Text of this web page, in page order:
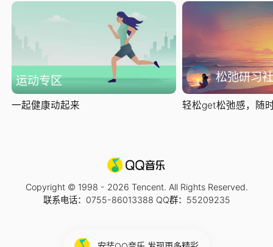
运动专区
一起健康动起来
松弛研习社
轻松get松弛感，随
Copyright © 1998 - 2026 Tencent. All Rights Reserved.
联系电话：0755-86013388 QQ群：55209235